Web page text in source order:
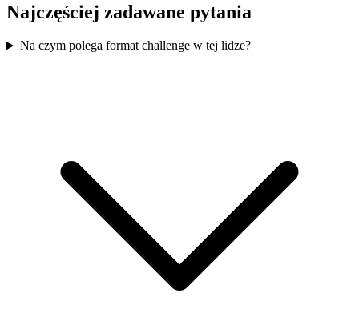
Najczęściej zadawane pytania
Na czym polega format challenge w tej lidze?